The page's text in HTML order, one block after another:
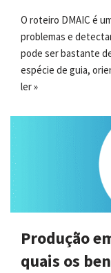
O roteiro DMAIC é
problemas e
pode ser bastante
espécie de guia,
ler »
Produção
quais os